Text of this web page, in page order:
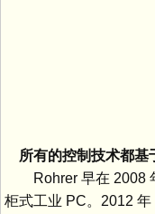
所有的控制技术都基
Rohrer 早在 2008 年
柜式工业 PC。2012